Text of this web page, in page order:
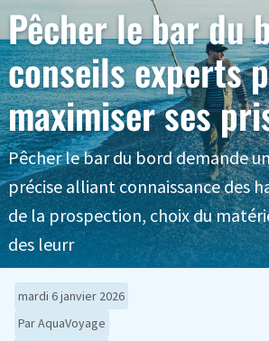
Pêcher le bar du
conseils experts
maximiser ses
Pêcher le bar du bord demande
précise alliant connaissance des
de la prospection, choix du
des leurr
mardi 6 janvier 2026
Par AquaVoyage